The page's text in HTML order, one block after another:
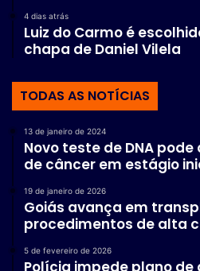
4 dias atrás
Luiz do Carmo é
chapa de Daniel Vilela
TODAS AS NOTÍCIAS
13 de janeiro de 2024
Novo teste de DNA
de câncer em estágio
19 de janeiro de 2026
Goiás avança em
procedimentos de alta
5 de fevereiro de 2026
Polícia impede plano